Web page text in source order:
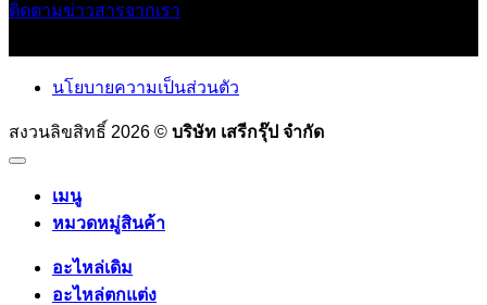
ติดตามข่าวสารจากเรา
นโยบายความเป็นส่วนตัว
สงวนลิขสิทธิ์ 2026 © บริษัท เสรีกรุ๊ป จำกัด
เมนู
หมวดหมู่สินค้า
อะไหล่เดิม
อะไหล่ตกแต่ง